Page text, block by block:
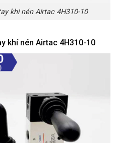
khi nén Airtac 4H310-10
khí nén Airtac 4H310-10